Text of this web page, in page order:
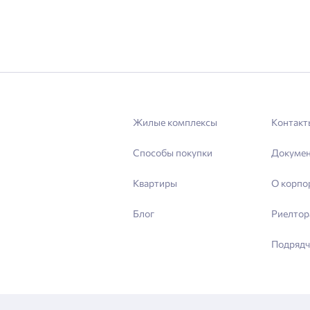
Жилые комплексы
Способы покупки
Квартиры
Блог
О